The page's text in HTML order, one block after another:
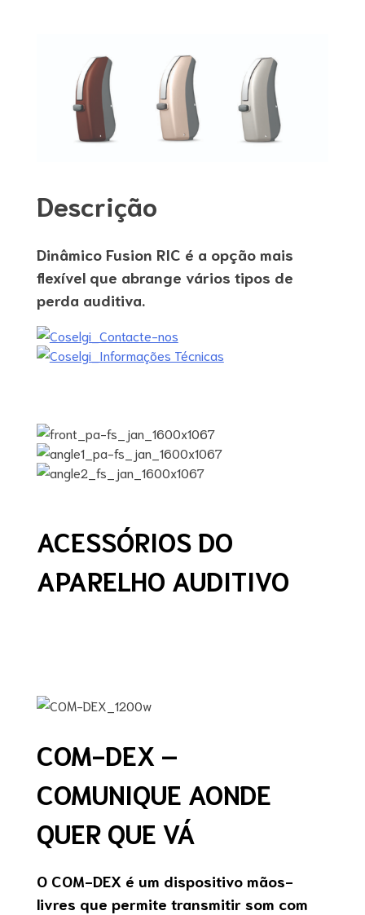
Descrição
Dinâmico Fusion RIC é a opção mais
flexível que abrange vários tipos de
perda auditiva.
ACESSÓRIOS DO
APARELHO AUDITIVO
COM-DEX –
COMUNIQUE AONDE
QUER QUE VÁ
O COM-DEX é um dispositivo mãos-
livres que permite transmitir som com